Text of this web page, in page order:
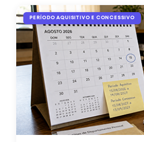
PERÍODO AQUISITIVO E CONCESSIVO